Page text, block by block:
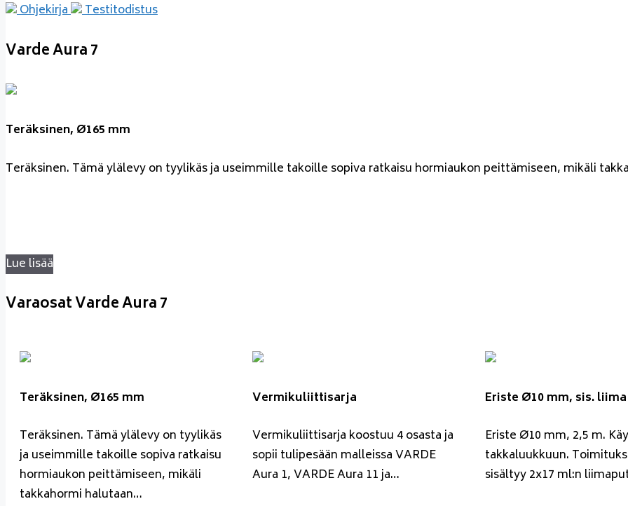
Ohjekirja Testitodistus
Varde Aura 7
Teräksinen, Ø165 mm
Teräksinen. Tämä ylälevy on tyylikäs ja useimmille takoille sopiva ratkaisu hormiaukon peittämiseen, mikäli
Lue lisää
Varaosat Varde Aura 7
Teräksinen, Ø165 mm
Teräksinen. Tämä ylälevy on tyylikäs
ja useimmille takoille sopiva ratkaisu
hormiaukon peittämiseen, mikäli
takkahormi halutaan…
Vermikuliittisarja
Vermikuliittisarja koostuu 4 osasta ja
sopii tulipesään malleissa VARDE
Aura 1, VARDE Aura 11 ja…
Eriste Ø10 mm, sis. liima
Eriste Ø10 mm, 2,5 m.
takkaluukkuun.
sisältyy 2x17 ml:n